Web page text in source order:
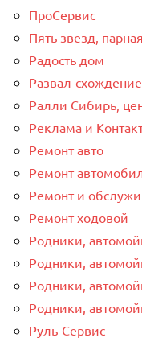
ПроСервис
Пять звезд, парная
Радость дом
Развал-
Ралли Сибирь,
Реклама и
Ремонт авто
Ремонт
Ремонт и
Ремонт ходовой
Родники,
Родники,
Родники,
Родники,
Руль-Сервис